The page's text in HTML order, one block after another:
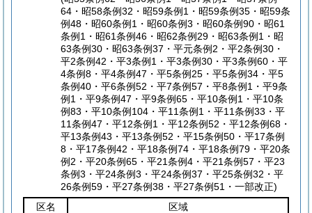
64・昭58条例32・昭59条例1・昭59条例35・昭59条
例48・昭60条例1・昭60条例3・昭60条例90・昭61
条例1・昭61条例46・昭62条例29・昭63条例1・昭
63条例30・昭63条例37・平元条例2・平2条例30・
平2条例42・平3条例1・平3条例30・平3条例60・平
4条例8・平4条例47・平5条例25・平5条例34・平5
条例40・平6条例52・平7条例57・平8条例1・平9条
例1・平9条例47・平9条例65・平10条例1・平10条
例83・平10条例104・平11条例1・平11条例33・平
11条例47・平12条例1・平12条例52・平12条例68・
平13条例43・平13条例52・平15条例50・平17条例
8・平17条例42・平18条例74・平18条例79・平20条
例2・平20条例65・平21条例4・平21条例57・平23
条例3・平24条例3・平24条例37・平25条例32・平
26条例59・平27条例38・平27条例51・一部改正)
区名
区域